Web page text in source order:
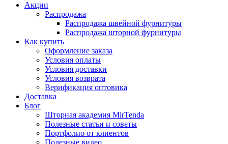
Акции
Распродажа
Распродажа швейной фурнитуры
Распродажа шторной фурнитуры
Как купить
Оформление заказа
Условия оплаты
Условия доставки
Условия возврата
Верификация оптовика
Доставка
Блог
Шторная академия MirTenda
Полезные статьи и советы
Портфолио от клиентов
Полезные видео